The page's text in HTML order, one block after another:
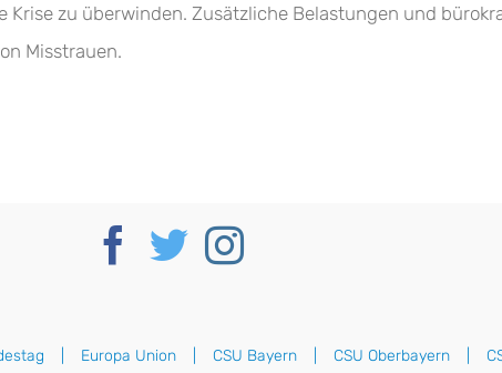
zu überwinden. Zusätzliche Belastungen und
Misstrauen.
Europa Union CSU Bayern CSU Oberbayern